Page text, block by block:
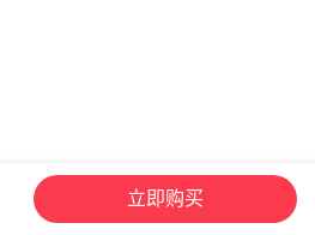
立即购买